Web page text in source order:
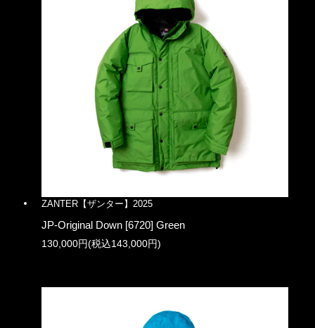
ZANTER【ザンター】2025
JP-Original Down [6720] Green
130,000円(税込143,000円)